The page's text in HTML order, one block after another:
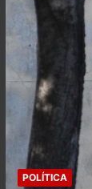
POLÍTICA